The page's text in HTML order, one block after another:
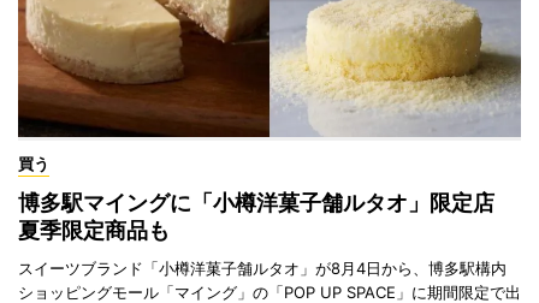
買う
博多駅マイングに「小樽洋菓子舗ルタオ」限定店
夏季限定商品も
スイーツブランド「小樽洋菓子舗ルタオ」が8月4日から、博多駅構内
ショッピングモール「マイング」の「POP UP SPACE」に期間限定で出